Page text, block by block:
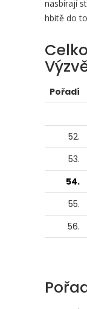
nasbírají
hbitě do
Pořadí
52.
53.
54.
55.
56.